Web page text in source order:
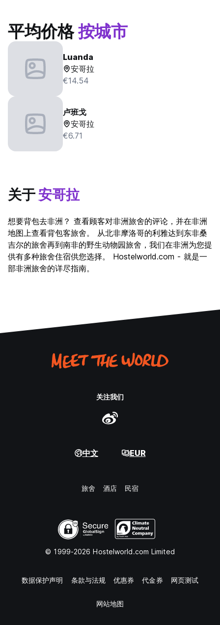
平均价格按城市
Luanda
安哥拉
€14.54
卢班戈
安哥拉
€6.71
关于安哥拉
想要背包去非洲？ 查看顾客对非洲旅舍的评论，并在非洲
地图上查看背包客旅舍。 从北非摩洛哥的利雅达到东非桑
吉尔的旅舍再到南非的野生动物园旅舍，我们在非洲为您提
供有多种旅舍住宿供您选择。 Hostelworld.com - 就是一
部非洲旅舍的详尽指南。
关注我们
中文 EUR
旅舍 酒店 民宿
© 1999-2026 Hostelworld.com Limited
数据保护声明 条款与法规 优惠券 代金券 网页测试
网站地图